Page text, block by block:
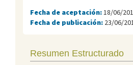
Fecha de aceptación: 18/06/
Fecha de publicación: 23/06/
Resumen Estructurado